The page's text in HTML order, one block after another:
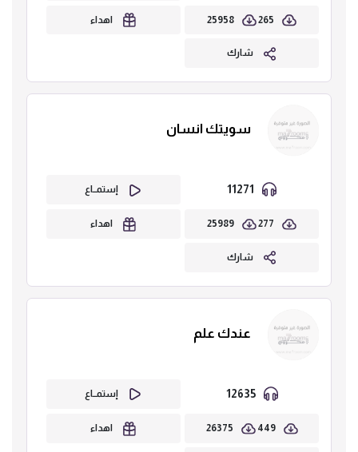
265
25958 اهداء
شارك
سويتك انسان
إستمــاع
277
25989 اهداء
شارك
عندك علم
12635 إستمــاع
449
26375 اهداء